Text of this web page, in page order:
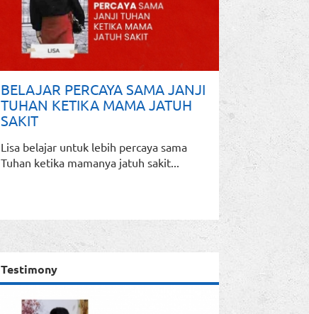
BELAJAR PERCAYA SAMA JANJI
TUHAN KETIKA MAMA JATUH
SAKIT
Lisa belajar untuk lebih percaya sama
Tuhan ketika mamanya jatuh sakit...
Testimony